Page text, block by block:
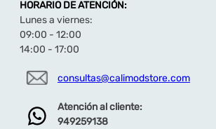
de tul, faldas con brillo, joggers
leggings color lavanda. Añade una
lentejuelas o una casaca ligera
completar un look encantador
Marca: Children’s Club
calzado infantil cómodo, seguro y
Descubre toda la colección de zapatillas
HORARIO DE ATENCIÓN:
Lunes a viernes:
09:00 - 12:00
14:00 - 17:00
consultas@calimodstore.com
Atención al cliente:
949259138